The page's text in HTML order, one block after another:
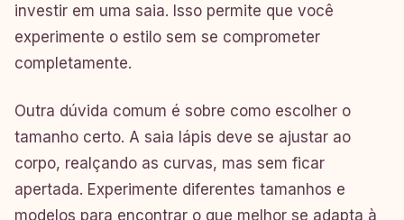
investir em uma saia. Isso permite que você
experimente o estilo sem se comprometer
completamente.
Outra dúvida comum é sobre como escolher o
tamanho certo. A saia lápis deve se ajustar ao
corpo, realçando as curvas, mas sem ficar
apertada. Experimente diferentes tamanhos e
modelos para encontrar o que melhor se adapta à